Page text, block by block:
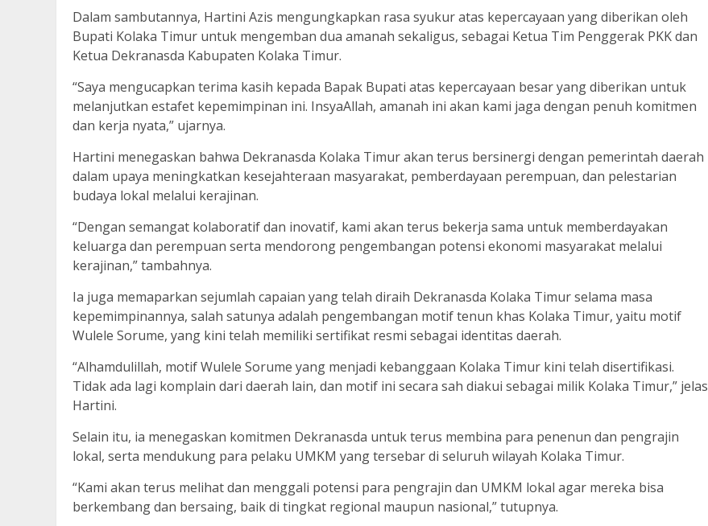
Dalam sambutannya, Hartini Azis mengungkapkan rasa syukur atas kepercayaan yang diberikan oleh
Bupati Kolaka Timur untuk mengemban dua amanah sekaligus, sebagai Ketua Tim Penggerak PKK dan
Ketua Dekranasda Kabupaten Kolaka Timur.
“Saya mengucapkan terima kasih kepada Bapak Bupati atas kepercayaan besar yang diberikan untuk
melanjutkan estafet kepemimpinan ini. InsyaAllah, amanah ini akan kami jaga dengan penuh komitmen
dan kerja nyata,” ujarnya.
Hartini menegaskan bahwa Dekranasda Kolaka Timur akan terus bersinergi dengan pemerintah daerah
dalam upaya meningkatkan kesejahteraan masyarakat, pemberdayaan perempuan, dan pelestarian
budaya lokal melalui kerajinan.
“Dengan semangat kolaboratif dan inovatif, kami akan terus bekerja sama untuk memberdayakan
keluarga dan perempuan serta mendorong pengembangan potensi ekonomi masyarakat melalui
kerajinan,” tambahnya.
Ia juga memaparkan sejumlah capaian yang telah diraih Dekranasda Kolaka Timur selama masa
kepemimpinannya, salah satunya adalah pengembangan motif tenun khas Kolaka Timur, yaitu motif
Wulele Sorume, yang kini telah memiliki sertifikat resmi sebagai identitas daerah.
“Alhamdulillah, motif Wulele Sorume yang menjadi kebanggaan Kolaka Timur kini telah disertifikasi.
Tidak ada lagi komplain dari daerah lain, dan motif ini secara sah diakui sebagai milik Kolaka Timur,” jelas
Hartini.
Selain itu, ia menegaskan komitmen Dekranasda untuk terus membina para penenun dan pengrajin
lokal, serta mendukung para pelaku UMKM yang tersebar di seluruh wilayah Kolaka Timur.
“Kami akan terus melihat dan menggali potensi para pengrajin dan UMKM lokal agar mereka bisa
berkembang dan bersaing, baik di tingkat regional maupun nasional,” tutupnya.